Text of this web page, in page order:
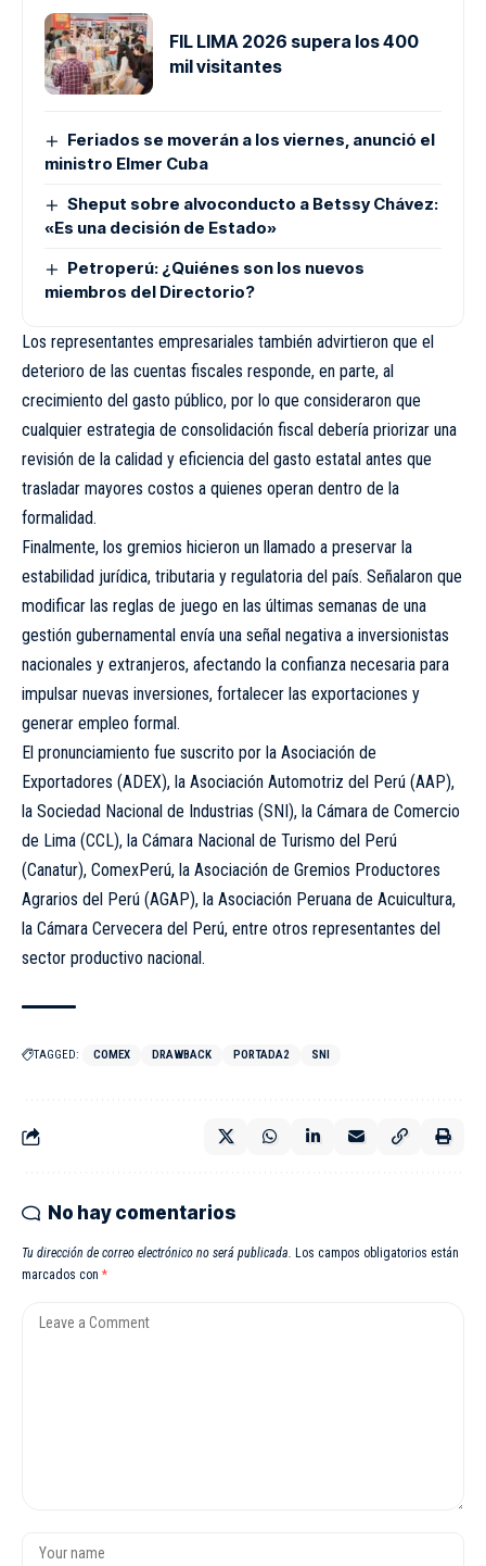
FIL LIMA 2026 supera los 400
mil visitantes
Feriados se moverán a los viernes, anunció el
ministro Elmer Cuba
Sheput sobre alvoconducto a Betssy Chávez:
«Es una decisión de Estado»
Petroperú: ¿Quiénes son los nuevos
miembros del Directorio?
Los representantes empresariales también advirtieron que el
deterioro de las cuentas fiscales responde, en parte, al
crecimiento del gasto público, por lo que consideraron que
cualquier estrategia de consolidación fiscal debería priorizar una
revisión de la calidad y eficiencia del gasto estatal antes que
trasladar mayores costos a quienes operan dentro de la
formalidad.
Finalmente, los gremios hicieron un llamado a preservar la
estabilidad jurídica, tributaria y regulatoria del país. Señalaron que
modificar las reglas de juego en las últimas semanas de una
gestión gubernamental envía una señal negativa a inversionistas
nacionales y extranjeros, afectando la confianza necesaria para
impulsar nuevas inversiones, fortalecer las exportaciones y
generar empleo formal.
El pronunciamiento fue suscrito por la Asociación de
Exportadores (ADEX), la Asociación Automotriz del Perú (AAP),
la Sociedad Nacional de Industrias (SNI), la Cámara de Comercio
de Lima (CCL), la Cámara Nacional de Turismo del Perú
(Canatur), ComexPerú, la Asociación de Gremios Productores
Agrarios del Perú (AGAP), la Asociación Peruana de Acuicultura,
la Cámara Cervecera del Perú, entre otros representantes del
sector productivo nacional.
TAGGED: COMEX DRAWBACK PORTADA2 SNI
No hay comentarios
Tu dirección de correo electrónico no será publicada. Los campos obligatorios están
marcados con *